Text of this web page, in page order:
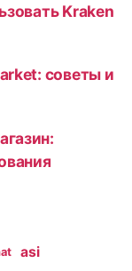
Kraken
советы и
asi